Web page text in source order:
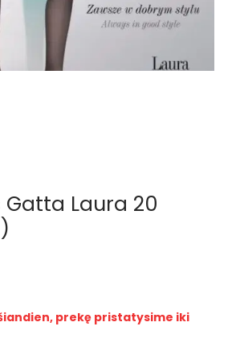
Gatta Laura 20
prekę pristatysime iki